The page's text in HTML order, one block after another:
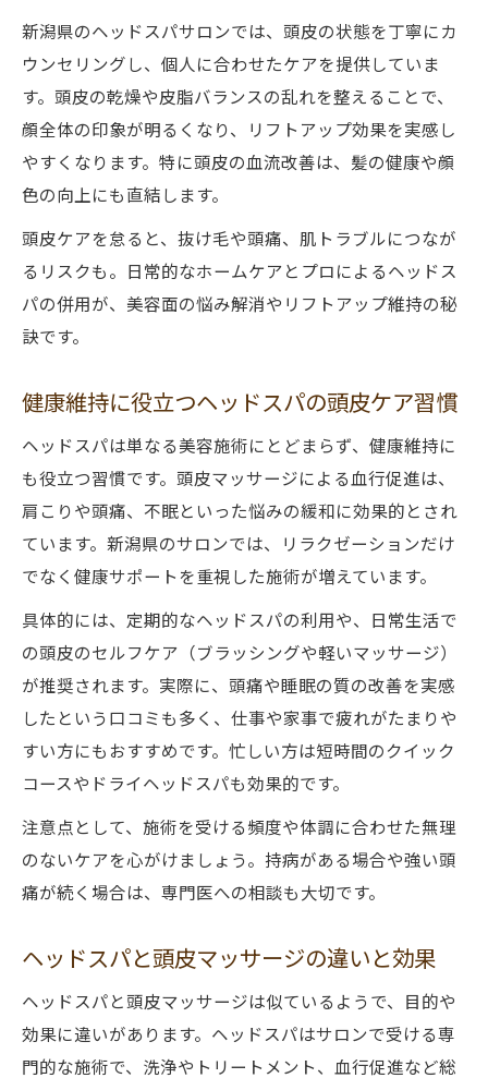
新潟県のヘッドスパサロンでは、頭皮の状態を丁寧にカ
ウンセリングし、個人に合わせたケアを提供していま
す。頭皮の乾燥や皮脂バランスの乱れを整えることで、
顔全体の印象が明るくなり、リフトアップ効果を実感し
やすくなります。特に頭皮の血流改善は、髪の健康や顔
色の向上にも直結します。
頭皮ケアを怠ると、抜け毛や頭痛、肌トラブルにつなが
るリスクも。日常的なホームケアとプロによるヘッドス
パの併用が、美容面の悩み解消やリフトアップ維持の秘
訣です。
健康維持に役立つヘッドスパの頭皮ケア習慣
ヘッドスパは単なる美容施術にとどまらず、健康維持に
も役立つ習慣です。頭皮マッサージによる血行促進は、
肩こりや頭痛、不眠といった悩みの緩和に効果的とされ
ています。新潟県のサロンでは、リラクゼーションだけ
でなく健康サポートを重視した施術が増えています。
具体的には、定期的なヘッドスパの利用や、日常生活で
の頭皮のセルフケア（ブラッシングや軽いマッサージ）
が推奨されます。実際に、頭痛や睡眠の質の改善を実感
したという口コミも多く、仕事や家事で疲れがたまりや
すい方にもおすすめです。忙しい方は短時間のクイック
コースやドライヘッドスパも効果的です。
注意点として、施術を受ける頻度や体調に合わせた無理
のないケアを心がけましょう。持病がある場合や強い頭
痛が続く場合は、専門医への相談も大切です。
ヘッドスパと頭皮マッサージの違いと効果
ヘッドスパと頭皮マッサージは似ているようで、目的や
効果に違いがあります。ヘッドスパはサロンで受ける専
門的な施術で、洗浄やトリートメント、血行促進など総